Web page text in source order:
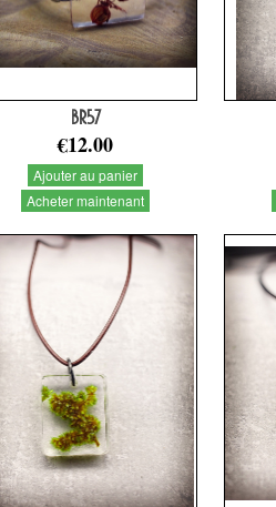
BR57
€12.00
Ajouter au panier
Acheter maintenant